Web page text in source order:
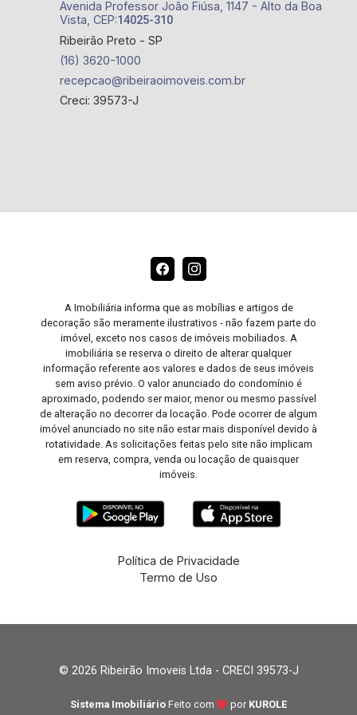
Avenida Professor João Fiúsa, 1147 - Alto da Boa
Vista, CEP:14025-310
Ribeirão Preto - SP
(16) 3620-1000
recepcao@ribeiraoimoveis.com.br
Creci: 39573-J
A Imobiliária informa que as mobílias e artigos de
decoração são meramente ilustrativos - não fazem parte do
imóvel, exceto nos casos de imóveis mobiliados. A
imobiliária se reserva o direito de alterar qualquer
informação referente aos valores e dados de seus imóveis
sem aviso prévio. O valor anunciado do condomínio é
aproximado, podendo ser maior, menor ou mesmo passível
de alteração no decorrer da locação. Pode ocorrer de algum
imóvel anunciado no site não estar mais disponível devido à
rotatividade. As solicitações feitas pelo site não implicam
em reserva, compra, venda ou locação de quaisquer
imóveis.
Política de Privacidade
Termo de Uso
© 2026 Ribeirão Imoveis Ltda - CRECI 39573-J
Sistema Imobiliário Feito com por KUROLE